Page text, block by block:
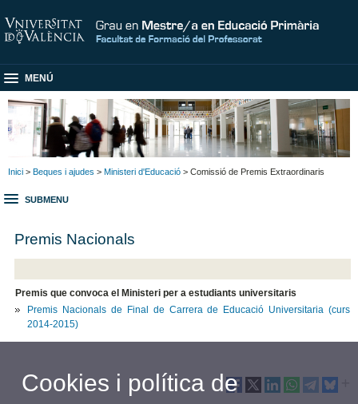
MENÚ
Inici > Beques i ajudes > Ministeri d'Educació > Comissió de Premis Extraordinaris
SUBMENU
Premis Nacionals
Premis que convoca el Ministeri per a estudiants universitaris
Premis Nacionals de Final de Carrera de Educació Universitaria (curs
2014-2015)
Cookies i política de